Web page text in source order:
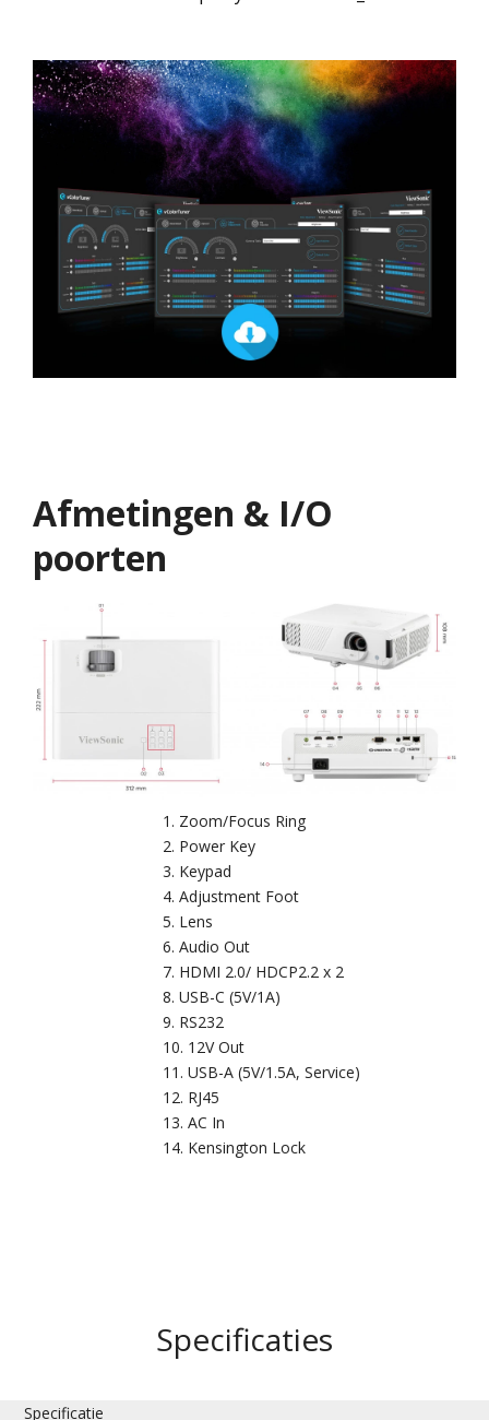
Afmetingen & I/O
poorten
Zoom/Focus Ring
Power Key
Keypad
Adjustment Foot
Lens
Audio Out
HDMI 2.0/ HDCP2.2 x 2
USB-C (5V/1A)
RS232
12V Out
USB-A (5V/1.5A, Service)
RJ45
AC In
Kensington Lock
Specificaties
Specificatie